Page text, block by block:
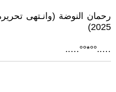
2025)
…..°°*°°…..